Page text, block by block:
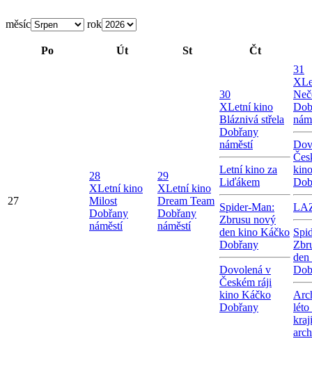
měsíc rok
Po Út St Čt
27
28
XLetní kino
Milost
Dobřany
náměstí
29
XLetní kino
Dream Team
Dobřany
náměstí
30
XLetní kino
Bláznivá střela
Dobřany
náměstí
Letní kino za
Liďákem
Spider-Man:
Zbrusu nový
den kino Káčko
Dobřany
Dovolená v
Českém ráji
kino Káčko
Dobřany
31
X
léto